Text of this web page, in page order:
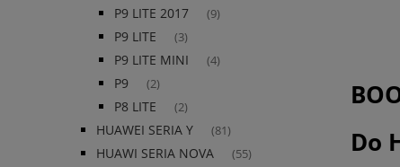
P9 LITE 2017 (9)
P9 LITE (3)
P9 LITE MINI (4)
P9 (2)
P8 LITE (2)
HUAWEI SERIA Y (81)
HUAWI SERIA NOVA (55)
Do